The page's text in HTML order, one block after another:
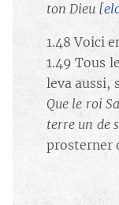
ton Dieu [
1.48 Voici
1.49 Tous
leva aussi,
Que le roi
terre un de
prosterner